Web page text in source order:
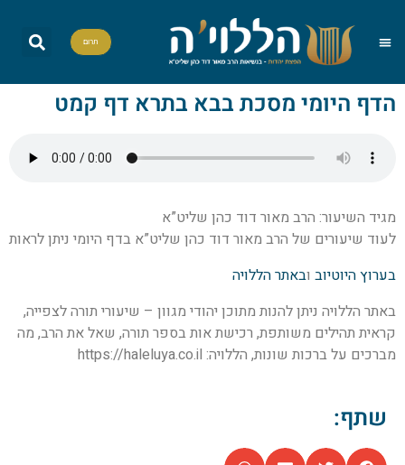
תרום
שתף:
הדף היומי מסכת בבא בתרא דף קמט
מגיד השיעור: הרב מאור דוד כהן שליט”א
לעוד שיעורים של הרב מאור דוד כהן שליט”א בדף היומי ניתן לראות
בערוץ היוטיוב ובאתר הללויה
באתר הללויה ניתן להנות מתוכן יהודי מגוון – שיעורי תורה לצפייה,
קראית תהילים משותפת, רכישת אות בספר תורה, שאל את הרב, מה
מברכים על ברכות שונות, הללויה: https://haleluya.co.il